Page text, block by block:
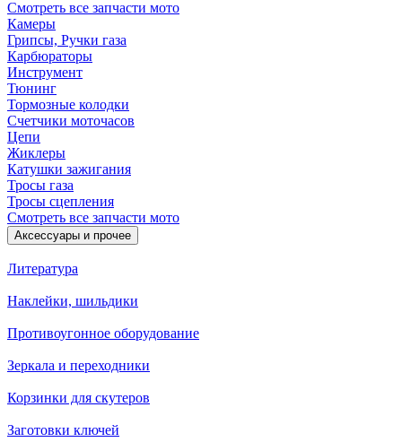
Смотреть все запчасти мото
Камеры
Грипсы, Ручки газа
Карбюраторы
Инструмент
Тюнинг
Тормозные колодки
Счетчики моточасов
Цепи
Жиклеры
Катушки зажигания
Тросы газа
Тросы сцепления
Смотреть все запчасти мото
Аксессуары и прочее
Литература
Наклейки, шильдики
Противоугонное оборудование
Зеркала и переходники
Корзинки для скутеров
Заготовки ключей